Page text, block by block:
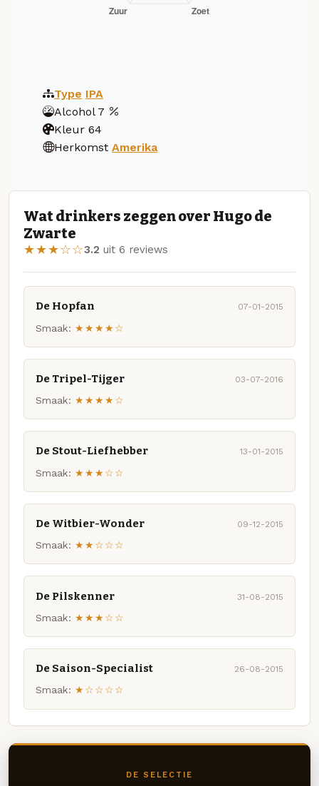
Type IPA
Alcohol 7
Kleur 64
Herkomst Amerika
Wat drinkers zeggen over Hugo de
Zwarte
★★★☆☆3.2 uit 6 reviews
De Hopfan 07-01-2015
Smaak: ★★★★☆
De Tripel-Tijger 03-07-2016
Smaak: ★★★★☆
De Stout-Liefhebber 13-01-2015
Smaak: ★★★☆☆
De Witbier-Wonder 09-12-2015
Smaak: ★★☆☆☆
De Pilskenner 31-08-2015
Smaak: ★★★☆☆
De Saison-Specialist 26-08-2015
Smaak: ★☆☆☆☆
DE SELECTIE